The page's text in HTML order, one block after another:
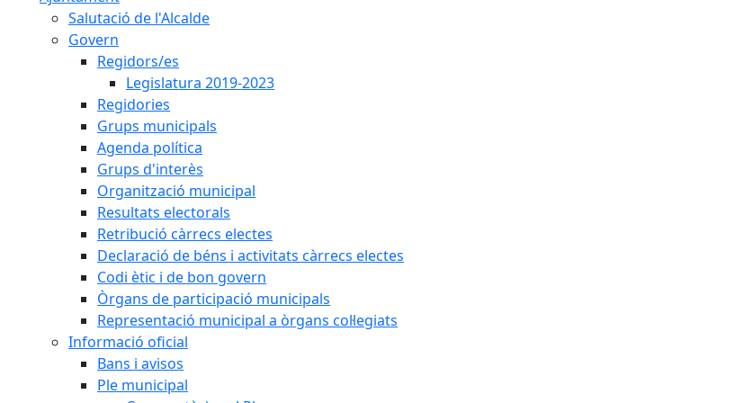
Salutació de l'Alcalde
Govern
Regidors/es
Legislatura 2019-2023
Regidories
Grups municipals
Agenda política
Grups d'interès
Organització municipal
Resultats electorals
Retribució càrrecs electes
Declaració de béns i activitats càrrecs electes
Codi ètic i de bon govern
Òrgans de participació municipals
Representació municipal a òrgans col·legiats
Informació oficial
Bans i avisos
Ple municipal